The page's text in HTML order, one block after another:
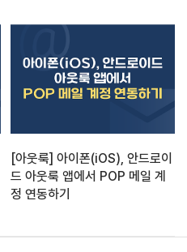
[아웃룩] 아이폰(iOS), 안드로이
드 아웃룩 앱에서 POP 메일 계
정 연동하기